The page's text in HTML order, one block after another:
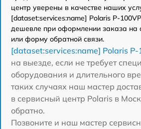
центр уверены в качестве наших
[dataset:services:name] Polaris P-
дешевле при оформлении заказа на
или форму обратной связи.
[dataset:services:name] Polaris P-
на выезде, если не требует
оборудования и длительного
таких случаях наш мастер
в сервисный центр Polaris в
обратно.
Позвоните и наш мастер